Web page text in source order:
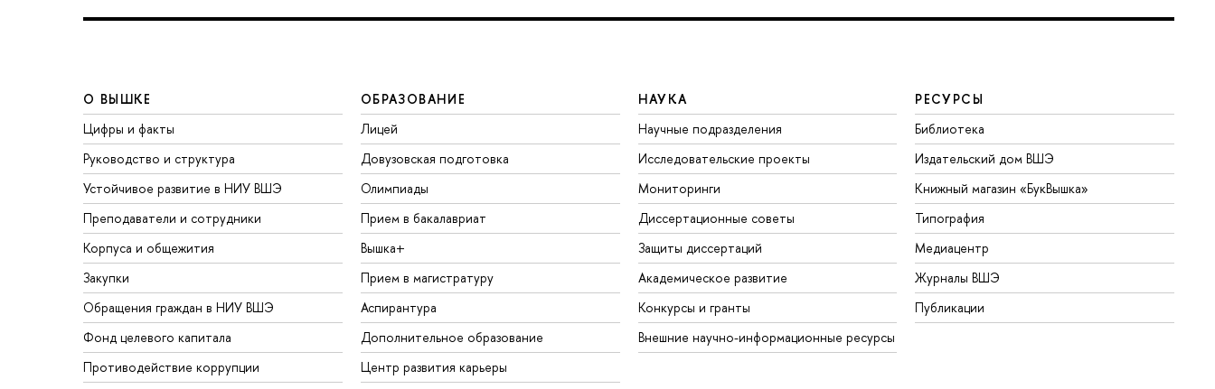
О ВЫШКЕ
Цифры и факты
Руководство и структура
Устойчивое развитие в НИУ ВШЭ
Преподаватели и сотрудники
Корпуса и общежития
Закупки
Обращения граждан в НИУ ВШЭ
Фонд целевого капитала
Противодействие коррупции
ОБРАЗОВАНИЕ
Лицей
Довузовская подготовка
Олимпиады
Прием в бакалавриат
Вышка+
Прием в магистратуру
Аспирантура
Дополнительное образование
Центр развития карьеры
НАУКА
Научные подразделения
Исследовательские проекты
Мониторинги
Диссертационные советы
Защиты диссертаций
Академическое развитие
Конкурсы и гранты
Внешние научно-информационные ресурсы
РЕСУРСЫ
Библиотека
Издательский дом ВШЭ
Книжный магазин «БукВышка»
Типография
Медиацентр
Журналы ВШЭ
Публикации